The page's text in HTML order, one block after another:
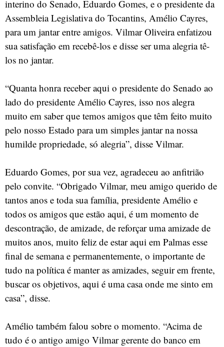
interino do Senado, Eduardo Gomes, e o presidente da
Assembleia Legislativa do Tocantins, Amélio Cayres,
para um jantar entre amigos. Vilmar Oliveira enfatizou
sua satisfação em recebê-los e disse ser uma alegria tê-
los no jantar.
“Quanta honra receber aqui o presidente do Senado ao
lado do presidente Amélio Cayres, isso nos alegra
muito em saber que temos amigos que têm feito muito
pelo nosso Estado para um simples jantar na nossa
humilde propriedade, só alegria”, disse Vilmar.
Eduardo Gomes, por sua vez, agradeceu ao anfitrião
pelo convite. “Obrigado Vilmar, meu amigo querido de
tantos anos e toda sua família, presidente Amélio e
todos os amigos que estão aqui, é um momento de
descontração, de amizade, de reforçar uma amizade de
muitos anos, muito feliz de estar aqui em Palmas esse
final de semana e permanentemente, o importante de
tudo na política é manter as amizades, seguir em frente,
buscar os objetivos, aqui é uma casa onde me sinto em
casa”, disse.
Amélio também falou sobre o momento. “Acima de
tudo é o antigo amigo Vilmar gerente do banco em